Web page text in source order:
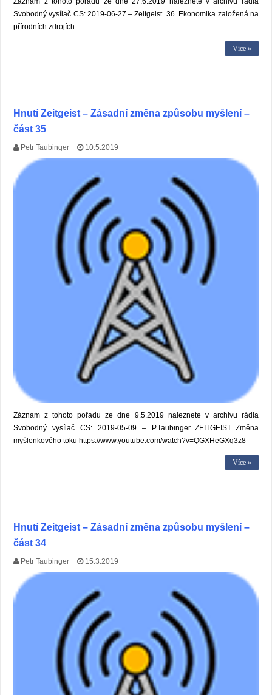
Svobodný vysílač CS: 2019-06-27 – Zeitgeist_36. Ekonomika založená na
přírodních zdrojích
Více »
Hnutí Zeitgeist – Zásadní změna způsobu myšlení –
část 35
Petr Taubinger 10.5.2019
Záznam z tohoto pořadu ze dne 9.5.2019 naleznete v archivu rádia
Svobodný vysílač CS: 2019-05-09 – P.Taubinger_ZEITGEIST_Změna
myšlenkového toku https://www.youtube.com/watch?v=QGXHeGXq3z8
Více »
Hnutí Zeitgeist – Zásadní změna způsobu myšlení –
část 34
Petr Taubinger 15.3.2019